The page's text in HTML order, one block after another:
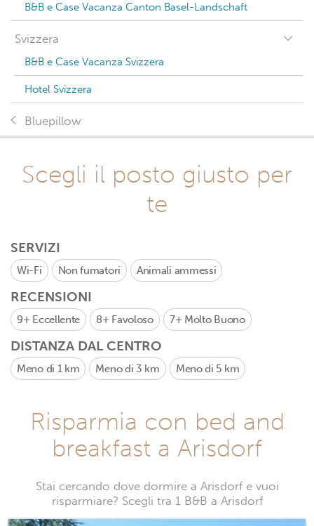
B&B e Case Vacanza Canton Basel-Landschaft
Svizzera
B&B e Case Vacanza Svizzera
Hotel Svizzera
Bluepillow
Scegli il posto giusto per
te
SERVIZI
Wi-Fi Non fumatori Animali ammessi
RECENSIONI
9+ Eccellente 8+ Favoloso 7+ Molto Buono
DISTANZA DAL CENTRO
Meno di 1 km Meno di 3 km Meno di 5 km
Risparmia con bed and
breakfast a Arisdorf
Stai cercando dove dormire a Arisdorf e vuoi
risparmiare? Scegli tra 1 B&B a Arisdorf